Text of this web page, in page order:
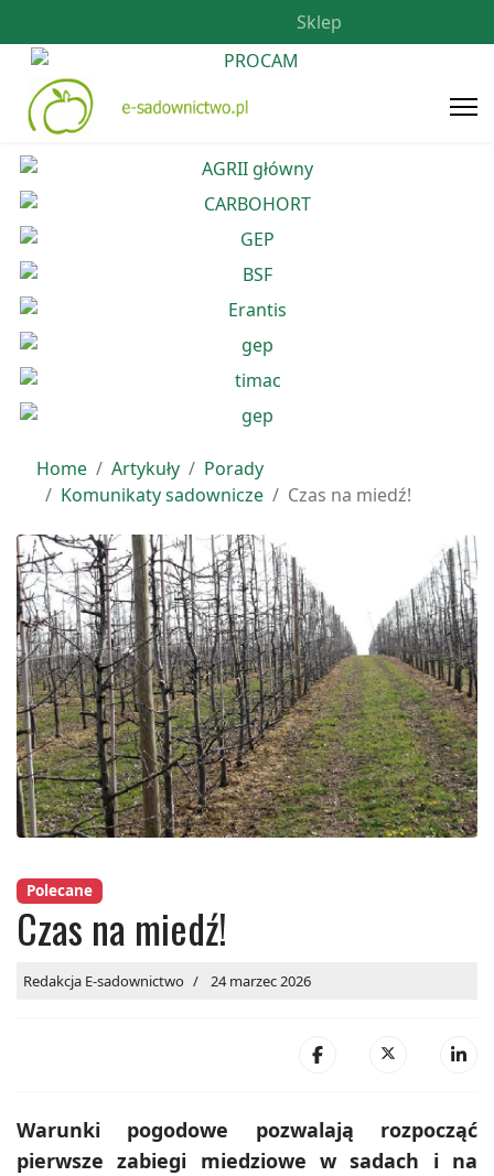
Sklep
Home Artykuły
Porady
Komunikaty sadownicze
Czas na miedź!
Polecane
Czas na miedź!
Redakcja E-sadownictwo 24 marzec 2026
Warunki pogodowe pozwalają rozpocząć
pierwsze zabiegi miedziowe w sadach i na